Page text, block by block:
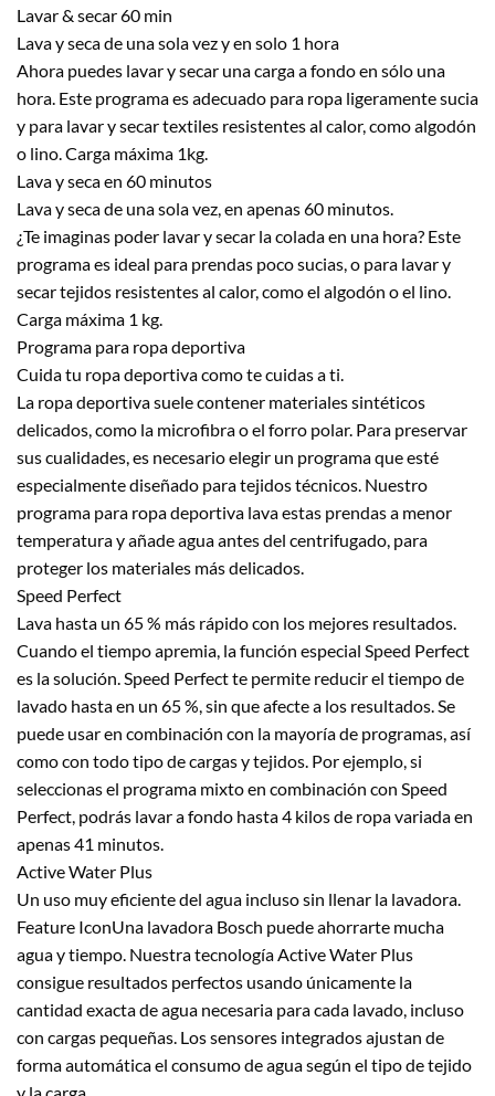
Lavar & secar 60 min
Lava y seca de una sola vez y en solo 1 hora
Ahora puedes lavar y secar una carga a fondo en sólo una
hora. Este programa es adecuado para ropa ligeramente sucia
y para lavar y secar textiles resistentes al calor, como algodón
o lino. Carga máxima 1kg.
Lava y seca en 60 minutos
Lava y seca de una sola vez, en apenas 60 minutos.
¿Te imaginas poder lavar y secar la colada en una hora? Este
programa es ideal para prendas poco sucias, o para lavar y
secar tejidos resistentes al calor, como el algodón o el lino.
Carga máxima 1 kg.
Programa para ropa deportiva
Cuida tu ropa deportiva como te cuidas a ti.
La ropa deportiva suele contener materiales sintéticos
delicados, como la microfibra o el forro polar. Para preservar
sus cualidades, es necesario elegir un programa que esté
especialmente diseñado para tejidos técnicos. Nuestro
programa para ropa deportiva lava estas prendas a menor
temperatura y añade agua antes del centrifugado, para
proteger los materiales más delicados.
Speed Perfect
Lava hasta un 65 % más rápido con los mejores resultados.
Cuando el tiempo apremia, la función especial Speed Perfect
es la solución. Speed Perfect te permite reducir el tiempo de
lavado hasta en un 65 %, sin que afecte a los resultados. Se
puede usar en combinación con la mayoría de programas, así
como con todo tipo de cargas y tejidos. Por ejemplo, si
seleccionas el programa mixto en combinación con Speed
Perfect, podrás lavar a fondo hasta 4 kilos de ropa variada en
apenas 41 minutos.
Active Water Plus
Un uso muy eficiente del agua incluso sin llenar la lavadora.
Feature IconUna lavadora Bosch puede ahorrarte mucha
agua y tiempo. Nuestra tecnología Active Water Plus
consigue resultados perfectos usando únicamente la
cantidad exacta de agua necesaria para cada lavado, incluso
con cargas pequeñas. Los sensores integrados ajustan de
forma automática el consumo de agua según el tipo de tejido